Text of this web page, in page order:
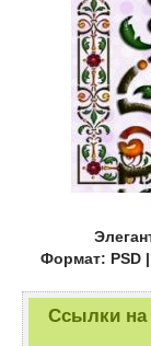
Формат: PSD
Ссылки на